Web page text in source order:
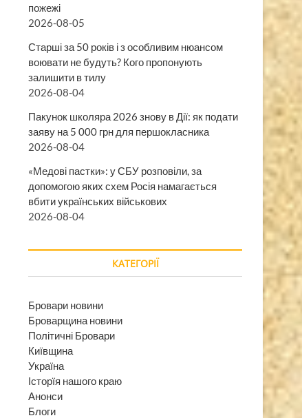
пожежі
2026-08-05
Старші за 50 років і з особливим нюансом
воювати не будуть? Кого пропонують
залишити в тилу
2026-08-04
Пакунок школяра 2026 знову в Дії: як подати
заяву на 5 000 грн для першокласника
2026-08-04
«Медові пастки»: у СБУ розповіли, за
допомогою яких схем Росія намагається
вбити українських військових
2026-08-04
КАТЕГОРІЇ
Бровари новини
Броварщина новини
Політичні Бровари
Київщина
Україна
Історїя нашого краю
Анонси
Блоги